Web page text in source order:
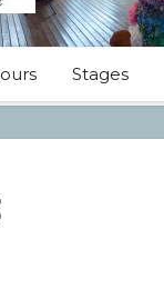
Stages